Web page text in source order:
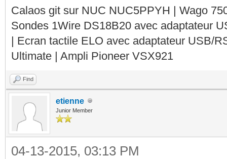
Calaos git sur NUC NUC5PPYH | Wago
Sondes 1Wire DS18B20 avec adaptateur
| Ecran tactile ELO avec adaptateur USB/
Ultimate | Ampli Pioneer VSX921
Find
etienne
Junior Member
04-13-2015, 03:13 PM